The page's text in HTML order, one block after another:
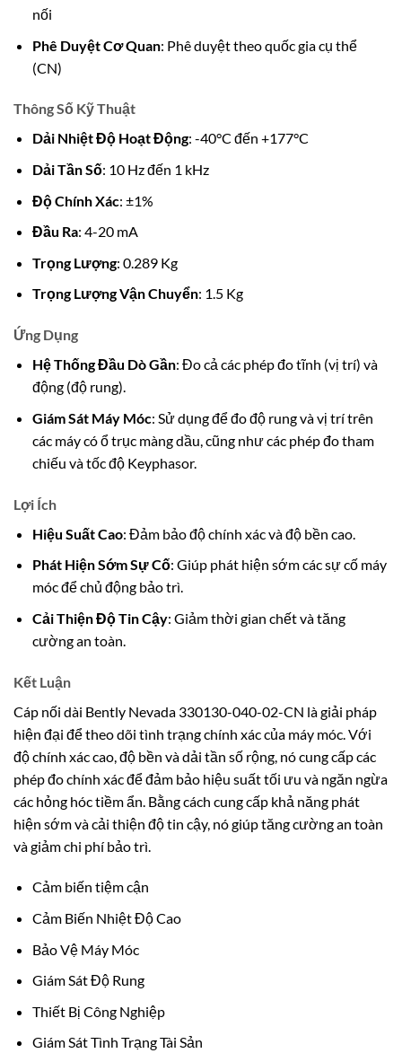
nối
Phê Duyệt Cơ Quan: Phê duyệt theo quốc gia cụ thể
(CN)
Thông Số Kỹ Thuật
Dải Nhiệt Độ Hoạt Động: -40°C đến +177°C
Dải Tần Số: 10 Hz đến 1 kHz
Độ Chính Xác: ±1%
Đầu Ra: 4-20 mA
Trọng Lượng: 0.289 Kg
Trọng Lượng Vận Chuyển: 1.5 Kg
Ứng Dụng
Hệ Thống Đầu Dò Gần: Đo cả các phép đo tĩnh (vị trí) và
động (độ rung).
Giám Sát Máy Móc: Sử dụng để đo độ rung và vị trí trên
các máy có ổ trục màng dầu, cũng như các phép đo tham
chiếu và tốc độ Keyphasor.
Lợi Ích
Hiệu Suất Cao: Đảm bảo độ chính xác và độ bền cao.
Phát Hiện Sớm Sự Cố: Giúp phát hiện sớm các sự cố máy
móc để chủ động bảo trì.
Cải Thiện Độ Tin Cậy: Giảm thời gian chết và tăng
cường an toàn.
Kết Luận
Cáp nối dài Bently Nevada 330130-040-02-CN là giải pháp
hiện đại để theo dõi tình trạng chính xác của máy móc. Với
độ chính xác cao, độ bền và dải tần số rộng, nó cung cấp các
phép đo chính xác để đảm bảo hiệu suất tối ưu và ngăn ngừa
các hỏng hóc tiềm ẩn. Bằng cách cung cấp khả năng phát
hiện sớm và cải thiện độ tin cậy, nó giúp tăng cường an toàn
và giảm chi phí bảo trì.
Cảm biến tiệm cận
Cảm Biến Nhiệt Độ Cao
Bảo Vệ Máy Móc
Giám Sát Độ Rung
Thiết Bị Công Nghiệp
Giám Sát Tình Trạng Tài Sản